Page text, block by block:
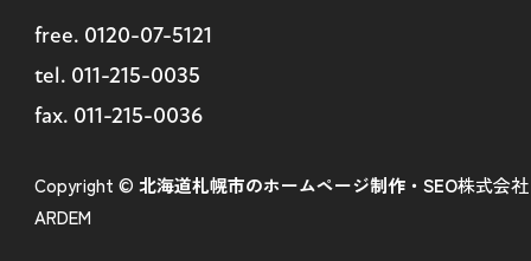
free. 0120-07-5121
tel. 011-215-0035
fax. 011-215-0036
Copyright © 北海道札幌市のホームページ制作・SEO株式会社
ARDEM